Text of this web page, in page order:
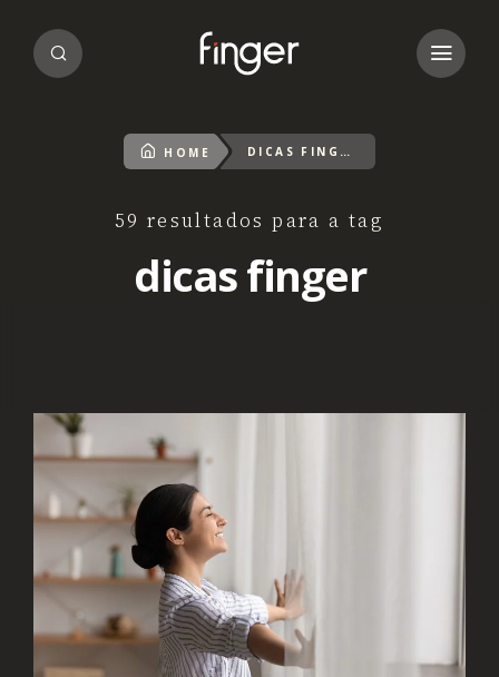
HOME DICAS FINGER
59 resultados para a tag
dicas finger